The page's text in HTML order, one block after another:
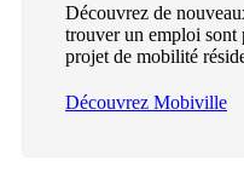
Découvrez de
trouver un emploi sont
projet de mobilité
Découvrez Mobiville